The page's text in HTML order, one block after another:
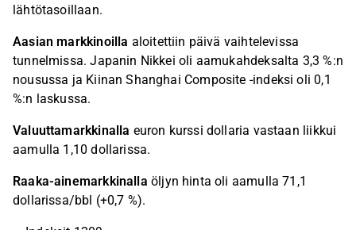
lähtötasoillaan.
Aasian markkinoilla aloitettiin päivä vaihtelevissa
tunnelmissa. Japanin Nikkei oli aamukahdeksalta 3,3 %:n
nousussa ja Kiinan Shanghai Composite -indeksi oli 0,1
%:n laskussa.
Valuuttamarkkinalla euron kurssi dollaria vastaan liikkui
aamulla 1,10 dollarissa.
Raaka-ainemarkkinalla öljyn hinta oli aamulla 71,1
dollarissa/bbl (+0,7 %).